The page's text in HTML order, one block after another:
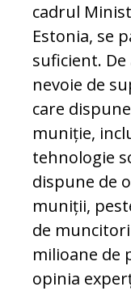
cadrul
Estonia, se
suficient. De
nevoie de
care
muniție,
tehnologie
dispune de
muniții,
de
milioane de
opinia